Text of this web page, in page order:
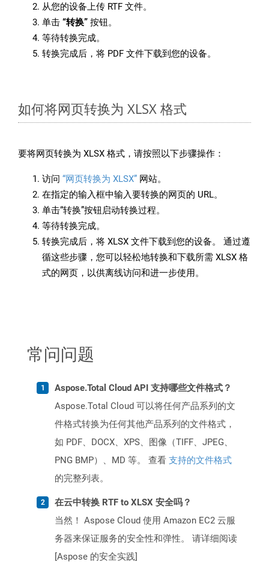
从您的设备上传 RTF 文件。
单击 “转换” 按钮。
等待转换完成。
转换完成后，将 PDF 文件下载到您的设备。
如何将网页转换为 XLSX 格式
要将网页转换为 XLSX 格式，请按照以下步骤操作：
访问 “网页转换为 XLSX” 网站。
在指定的输入框中输入要转换的网页的 URL。
单击“转换”按钮启动转换过程。
等待转换完成。
转换完成后，将 XLSX 文件下载到您的设备。 通过遵
循这些步骤，您可以轻松地转换和下载所需 XLSX 格
式的网页，以供离线访问和进一步使用。
常问问题
Aspose.Total Cloud API 支持哪些文件格式？
Aspose.Total Cloud 可以将任何产品系列的文
件格式转换为任何其他产品系列的文件格式，
如 PDF、DOCX、XPS、图像（TIFF、JPEG、
PNG BMP）、MD 等。 查看 支持的文件格式
的完整列表。
在云中转换 RTF to XLSX 安全吗？
当然！ Aspose Cloud 使用 Amazon EC2 云服
务器来保证服务的安全性和弹性。 请详细阅读
[Aspose 的安全实践]